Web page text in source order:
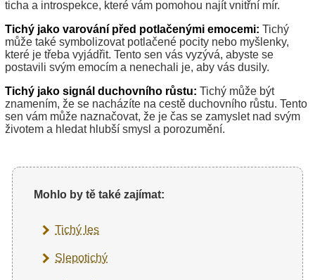
ticha a introspekce, které vám pomohou najít vnitřní mír.
Tichý jako varování před potlačenými emocemi: Tichý
může také symbolizovat potlačené pocity nebo myšlenky,
které je třeba vyjádřit. Tento sen vás vyzývá, abyste se
postavili svým emocím a nenechali je, aby vás dusily.
Tichý jako signál duchovního růstu: Tichý může být
znamením, že se nacházíte na cestě duchovního růstu. Tento
sen vám může naznačovat, že je čas se zamyslet nad svým
životem a hledat hlubší smysl a porozumění.
Mohlo by tě také zajímat:
Tichý les
Slepotichý